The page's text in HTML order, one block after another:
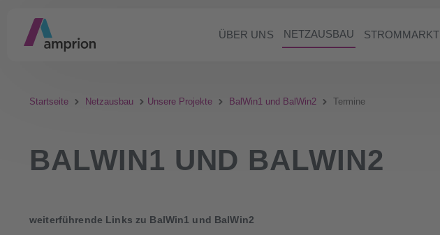
ÜBER UNS NETZAUSBAU STROMMARKT
Startseite Netzausbau Unsere Projekte BalWin1 und BalWin2 Termine
BALWIN1 UND BALWIN2
weiterführende Links zu BalWin1 und BalWin2